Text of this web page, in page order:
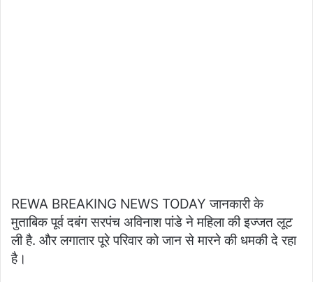
REWA BREAKING NEWS TODAY जानकारी के
मुताबिक पूर्व दबंग सरपंच अविनाश पांडे ने महिला की इज्जत लूट
ली है. और लगातार पूरे परिवार को जान से मारने की धमकी दे रहा
है।